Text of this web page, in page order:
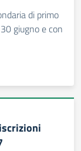
di primo
giugno e con